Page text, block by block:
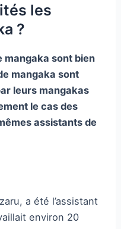
les
?
mangaka sont bien
mangaka sont
leurs mangakas
le cas des
assistants de
a été l’assistant
environ 20